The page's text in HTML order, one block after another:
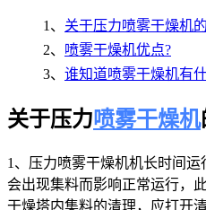
1、 关于压力喷雾干燥机
2、 喷雾干燥机优点?
3、 谁知道喷雾干燥机有
关于压力喷雾干燥机
1、压力喷雾干燥机机长时间
会出现集料而影响正常运行，
干燥塔内集料的清理，应打开